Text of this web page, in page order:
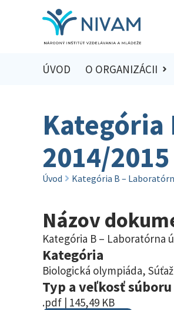
ÚVOD O ORGANIZÁCII
Kategória
2014/2015
Úvod Kategória B –
Názov
Kategória B – Laboratórna
Kategória
Biologická olympiáda,
Typ a veľkosť súboru
.pdf | 145,49 KB